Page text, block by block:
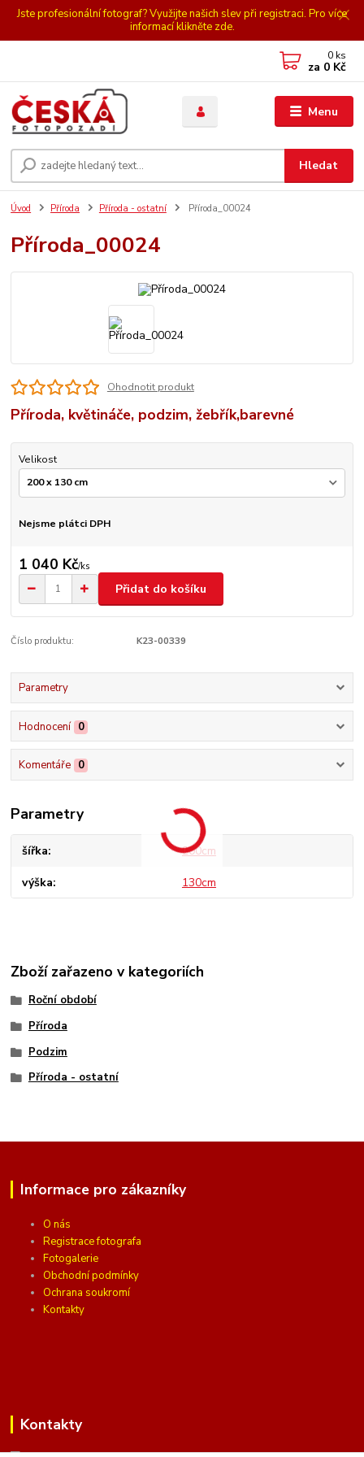
Jste profesionální fotograf? Využijte našich slev při registraci. Pro více
informací klikněte zde.
Menu
Hledat
0 ks
za 0 Kč
Úvod Příroda Příroda - ostatní Příroda_00024
Příroda_00024
Ohodnotit produkt
Příroda, květináče, podzim, žebřík,barevné
Velikost
Nejsme plátci DPH
1 040 Kč/ks
Přidat do košíku
Číslo produktu: K23-00339
Parametry
Hodnocení 0
Komentáře 0
Parametry
šířka 200cm
výška 130cm
Zboží zařazeno v kategoriích
Roční období
Příroda
Podzim
Příroda - ostatní
Informace pro zákazníky
O nás
Registrace fotografa
Fotogalerie
Obchodní podmínky
Ochrana soukromí
Kontakty
Kontakty